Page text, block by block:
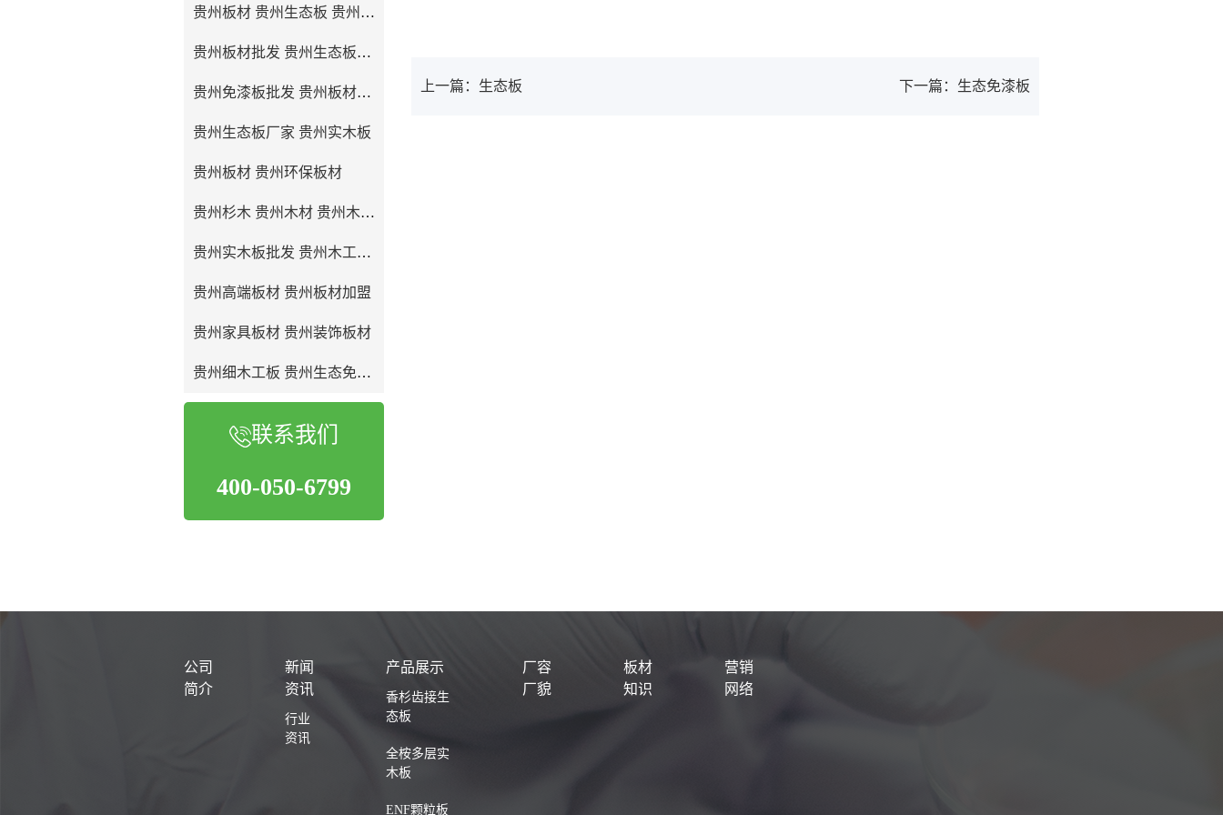
贵州板材 贵州生态板 贵州免漆板
贵州板材批发 贵州生态板批发
贵州免漆板批发 贵州板材厂家
贵州生态板厂家 贵州实木板
贵州板材 贵州环保板材
贵州杉木 贵州木材 贵州木工板
贵州实木板批发 贵州木工板批发
贵州高端板材 贵州板材加盟
贵州家具板材 贵州装饰板材
贵州细木工板 贵州生态免漆板
联系我们
400-050-6799
上一篇：生态板 下一篇：生态免漆板
公司
简介
新闻
资讯
行业
资讯
产品展示
香杉齿接生
态板
全桉多层实
木板
ENF颗粒板
厂容
厂貌
板材
知识
营销
网络